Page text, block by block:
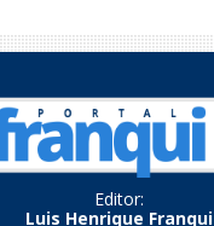
Editor:
Luis Henrique Franqui